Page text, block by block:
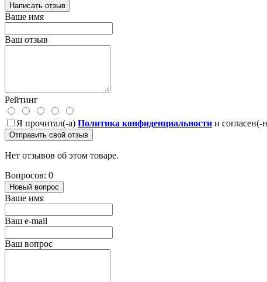
Написать отзыв
Ваше имя
Ваш отзыв
Рейтинг
Я прочитал(-а) Политика конфиденциальности и согласен(-
Отправить свой отзыв
Нет отзывов об этом товаре.
Вопросов: 0
Новый вопрос
Ваше имя
Ваш e-mail
Ваш вопрос